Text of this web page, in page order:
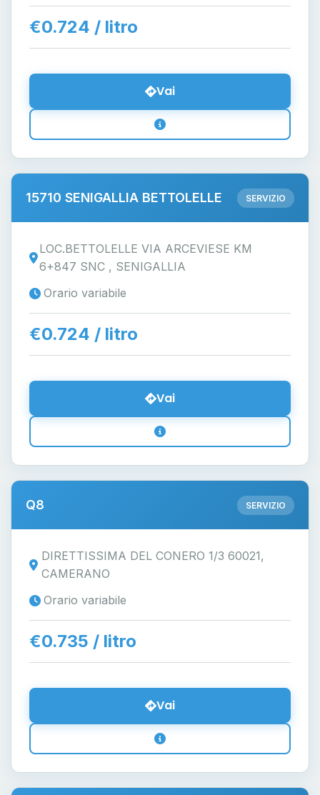
€0.724 / litro
Vai
15710 SENIGALLIA BETTOLELLE SERVIZIO
LOC.BETTOLELLE VIA ARCEVIESE KM
6+847 SNC , SENIGALLIA
Orario variabile
€0.724 / litro
Vai
Q8 SERVIZIO
DIRETTISSIMA DEL CONERO 1/3 60021,
CAMERANO
Orario variabile
€0.735 / litro
Vai